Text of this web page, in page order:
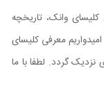
وانک، تاریخچه
معرفی کلیسای
نزدیک گردد. لطفا با ما